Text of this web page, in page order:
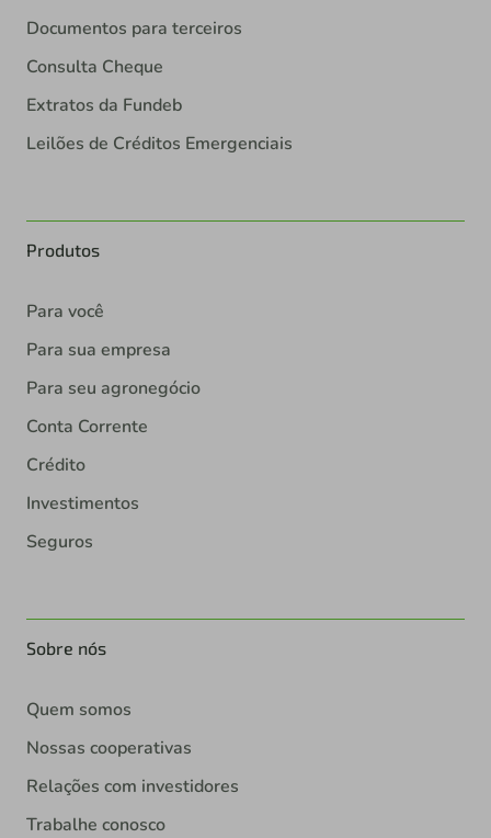
Documentos para terceiros
Consulta Cheque
Extratos da Fundeb
Leilões de Créditos Emergenciais
Produtos
Para você
Para sua empresa
Para seu agronegócio
Conta Corrente
Crédito
Investimentos
Seguros
Sobre nós
Quem somos
Nossas cooperativas
Relações com investidores
Trabalhe conosco